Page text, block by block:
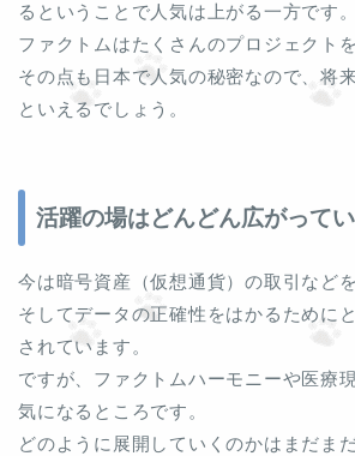
るということで人気は上がる一方です。
ファクトムはたくさんのプロジェクト
その点も日本で人気の秘密なので、将
といえるでしょう。
活躍の場はどんどん広がってい
今は暗号資産（仮想通貨）の取引など
そしてデータの正確性をはかるために
されています。
ですが、ファクトムハーモニーや医療
気になるところです。
どのように展開していくのかはまだま